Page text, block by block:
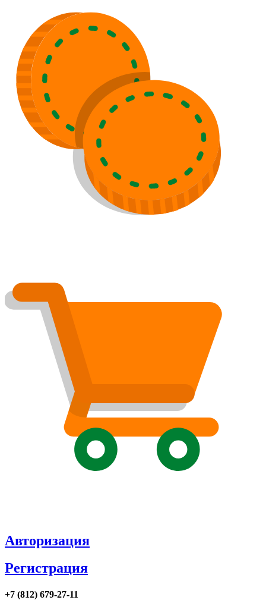
Авторизация
Регистрация
+7 (812) 679-27-11